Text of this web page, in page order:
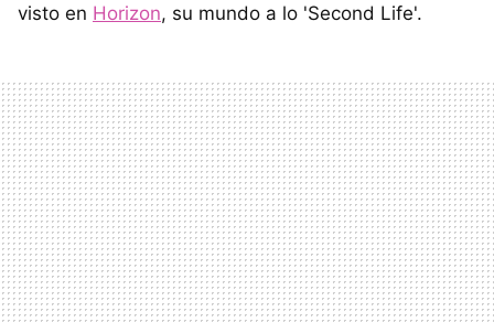
visto en Horizon, su mundo a lo 'Second Life'.